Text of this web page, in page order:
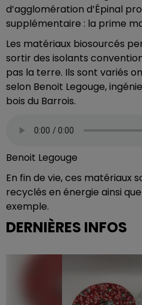
d’agglomération d’Épinal
supplémentaire : la prime
Les matériaux biosourcés
sortir des isolants
pas la terre. Ils sont variés
selon Benoit Legouge,
bois du Barrois.
Benoit Legouge
En fin de vie, ces matériaux
recyclés en énergie ainsi
exemple.
DERNIÈRES INFOS